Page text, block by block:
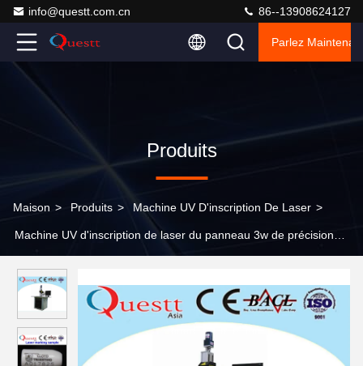
info@questt.com.cn 86--13908624127
Parlez
Produits
Maison > Produits > Machine UV D'inscription De Laser >
Machine UV d'inscription de laser du panneau 3w de précision